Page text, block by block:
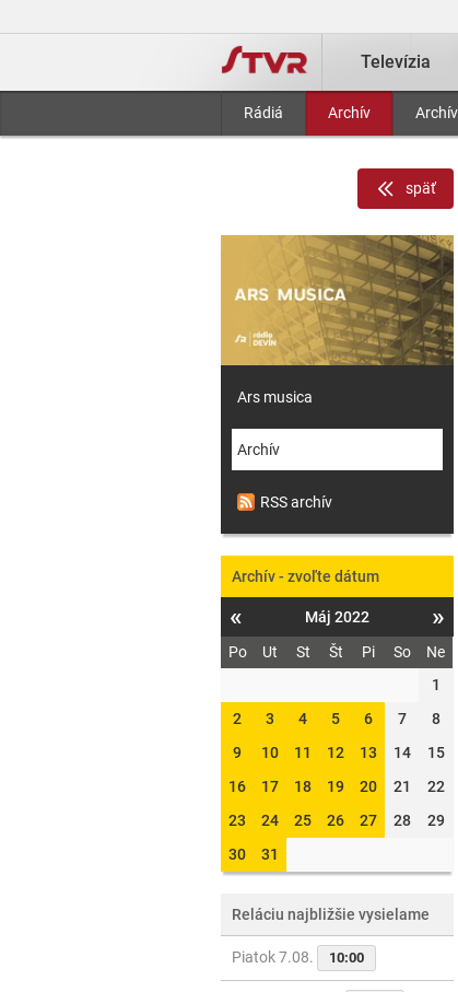
Televízia
Rádiá Archív
späť
Ars musica
Archív
RSS archív
Archív - zvoľte dátum
« Máj 2022 »
Po Ut St Št Pi So
Ne
1
2
3 4 5 6 7
8
9
10 11 12 13 14
15
16
17 18 19 20 21
22
23
24 25 26 27 28
29
30
31
Reláciu najbližšie vysielame
Piatok 7.08. 10:00